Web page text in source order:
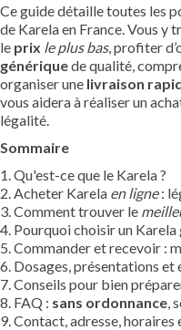
Ce guide détaille toutes les
de Karela en France. Vous y
le prix le plus bas, profiter
génériquede qualité,
organiser une livraison
vous aidera à réaliser un
légalité.
Sommaire
1. Qu'est-ce que le Karela ?
2. Acheter Karela en ligne:
3. Comment trouver le
4. Pourquoi choisir un Karela
5. Commander et recevoir :
6. Dosages, présentations et
7. Conseils pour bien
8. FAQ : sans ordonnance,
9. Contact, adresse,